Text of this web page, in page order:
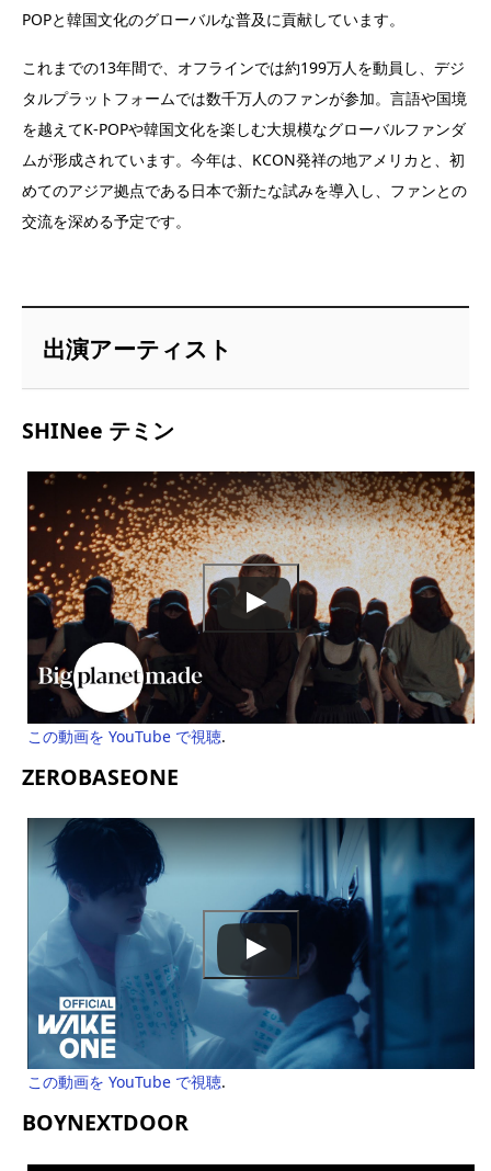
POPと韓国文化のグローバルな普及に貢献しています。
これまでの13年間で、オフラインでは約199万人を動員し、デジ
タルプラットフォームでは数千万人のファンが参加。言語や国境
を越えてK-POPや韓国文化を楽しむ大規模なグローバルファンダ
ムが形成されています。今年は、KCON発祥の地アメリカと、初
めてのアジア拠点である日本で新たな試みを導入し、ファンとの
交流を深める予定です。
出演アーティスト
SHINee テミン
この動画を YouTube で視聴.
ZEROBASEONE
この動画を YouTube で視聴.
BOYNEXTDOOR